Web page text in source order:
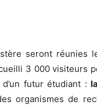
seront réunies
3 000 visiteurs
futur étudiant :la
organismes de